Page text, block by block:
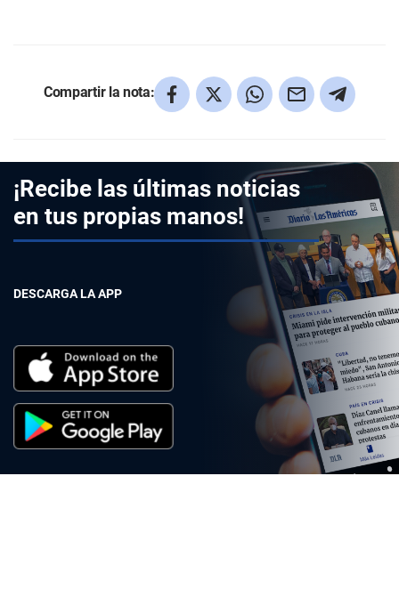
Compartir la nota:
¡Recibe las últimas noticias
en tus propias manos!
DESCARGA LA APP